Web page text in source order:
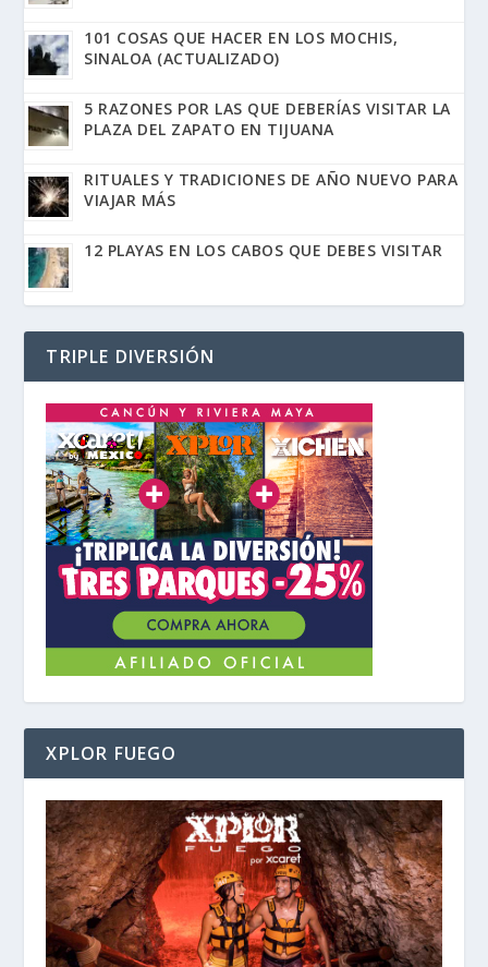
101 COSAS QUE HACER EN LOS MOCHIS,
SINALOA (ACTUALIZADO)
5 RAZONES POR LAS QUE DEBERÍAS VISITAR LA
PLAZA DEL ZAPATO EN TIJUANA
RITUALES Y TRADICIONES DE AÑO NUEVO PARA
VIAJAR MÁS
12 PLAYAS EN LOS CABOS QUE DEBES VISITAR
TRIPLE DIVERSIÓN
XPLOR FUEGO